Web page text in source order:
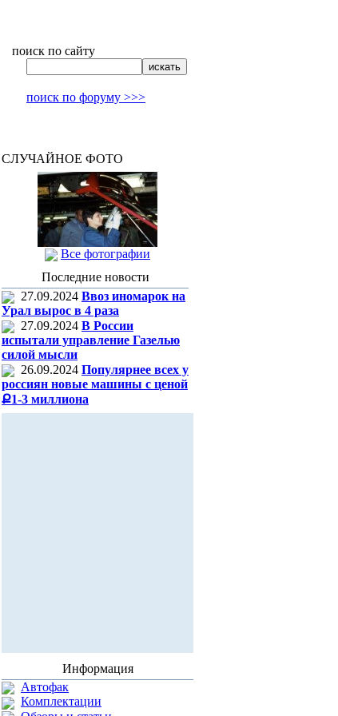
поиск по сайту
поиск по форуму >>>
СЛУЧАЙНОЕ ФОТО
Все фотографии
Последние новости
27.09.2024 Ввоз иномарок на
Урал вырос в 4 раза
27.09.2024 В России
испытали управление Газелью
силой мысли
26.09.2024 Популярнее всех у
россиян новые машины с ценой
Ք1-3 миллиона
Информация
Автофак
Комплектации